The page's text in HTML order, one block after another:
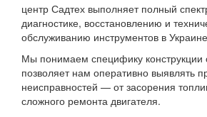
центр Садтех выполняет полный
диагностике, восстановлению и
обслуживанию инструментов в
Мы понимаем специфику конструкции
позволяет нам оперативно выявлять
неисправностей — от засорения
сложного ремонта двигателя.